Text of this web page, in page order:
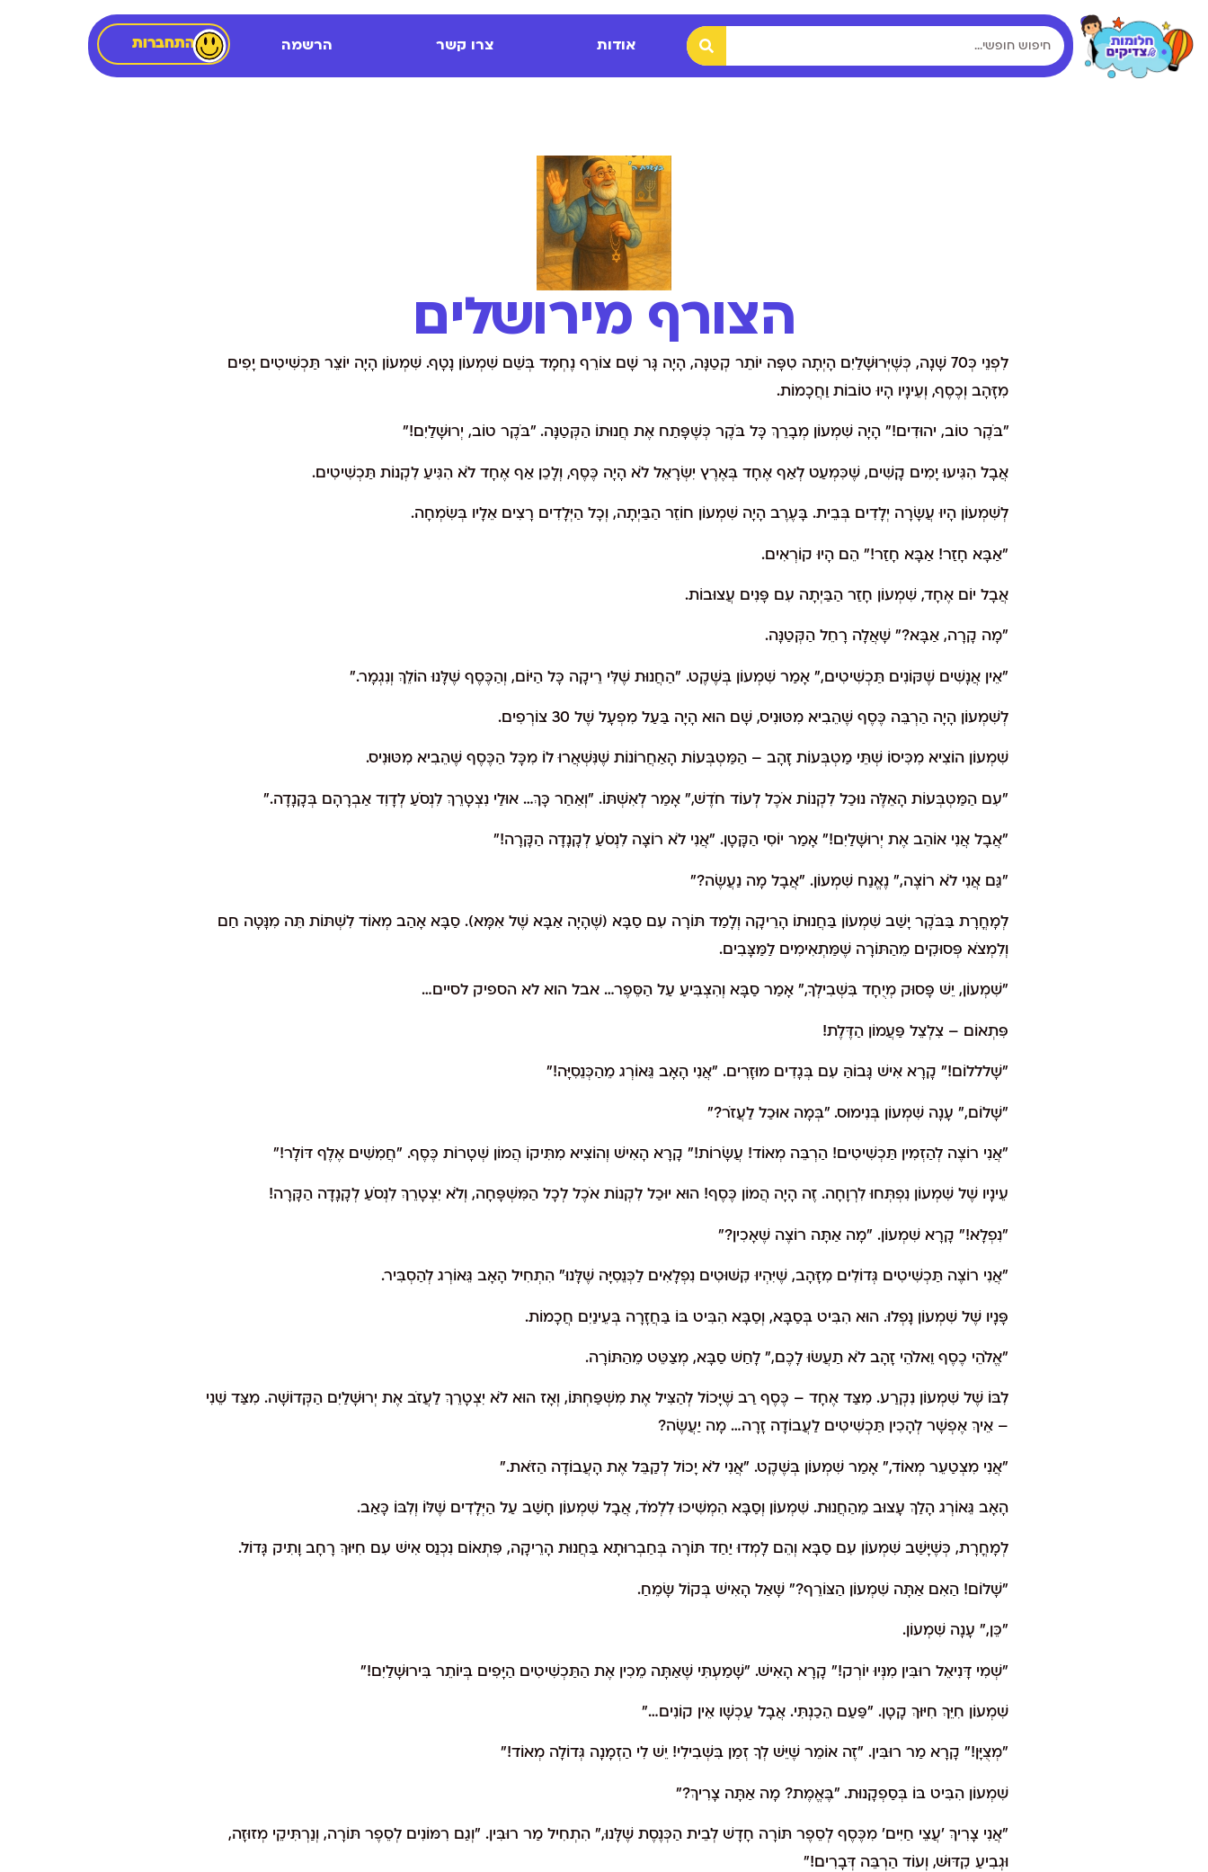
אודות צרו קשר הרשמה התחברות
הצורף מירושלים
לִפְנֵי כְּ70 שָׁנָה, כְּשֶׁיְּרוּשָׁלַיִם הָיְתָה טִפָּה יוֹתֵר קְטַנָּה, הָיָה גָּר שָׁם צוֹרֵף נֶחְמָד בְּשֵׁם שִׁמְעוֹן נָטָף. שִׁמְעוֹן הָיָה יוֹצֵר תַּכְשִׁיטִים יָפִים
מִזָּהָב וְכֶסֶף, וְעֵינָיו הָיוּ טוֹבוֹת וַחֲכָמוֹת.
"בֹּקֶר טוֹב, יהוּדִים!" הָיָה שִׁמְעוֹן מְבָרֵךְ כָּל בֹּקֶר כְּשֶׁפָּתַח אֶת חֲנוּתוֹ הַקְּטַנָּה. "בֹּקֶר טוֹב, יְרוּשָׁלַיִם!"
אֲבָל הִגִּיעוּ יָמִים קָשִׁים, שֶׁכִּמְעַט לְאַף אֶחָד בְּאֶרֶץ יִשְׂרָאֵל לֹא הָיָה כֶּסֶף, וְלָכֵן אַף אֶחָד לֹא הִגִּיעַ לִקְנוֹת תַּכְשִׁיטִים.
לְשִׁמְעוֹן הָיוּ עֲשָׂרָה יְלָדִים בְּבֵית. בָּעֶרֶב הָיָה שִׁמְעוֹן חוֹזֵר הַבַּיְתָה, וְכָל הַיְּלָדִים רָצִים אֵלָיו בְּשִׂמְחָה.
"אַבָּא חָזַר! אַבָּא חָזַר!" הֵם הָיוּ קוֹרְאִים.
אֲבָל יוֹם אֶחָד, שִׁמְעוֹן חָזַר הַבַּיְתָה עִם פָּנִים עֲצוּבוֹת.
"מָה קָרָה, אַבָּא?" שָׁאֲלָה רָחֵל הַקְּטַנָּה.
"אֵין אֲנָשִׁים שֶׁקּוֹנִים תַּכְשִׁיטִים," אָמַר שִׁמְעוֹן בְּשֶׁקֶט. "הַחֲנוּת שֶׁלִּי רֵיקָה כָּל הַיּוֹם, וְהַכֶּסֶף שֶׁלָּנוּ הוֹלֵךְ וְנִגְמָר."
לְשִׁמְעוֹן הָיָה הַרְבֵּה כֶּסֶף שֶׁהֵבִיא מִטּוּנִיס, שָׁם הוּא הָיָה בַּעַל מִפְעָל שֶׁל 30 צוֹרְפִים.
שִׁמְעוֹן הוֹצִיא מִכִּיסוֹ שְׁתֵּי מַטְבְּעוֹת זָהָב – הַמַּטְבְּעוֹת הָאַחֲרוֹנוֹת שֶׁנִּשְׁאֲרוּ לוֹ מִכָּל הַכֶּסֶף שֶׁהֵבִיא מִטּוּנִיס.
"עִם הַמַּטְבְּעוֹת הָאֵלֶּה נוּכַל לִקְנוֹת אֹכֶל לְעוֹד חֹדֶשׁ," אָמַר לְאִשְׁתּוֹ. "וְאַחַר כָּךְ… אוּלַי נִצְטָרֵךְ לִנְסֹעַ לְדָוִד אַבְרָהָם בְּקָנָדָה."
"אֲבָל אֲנִי אוֹהֵב אֶת יְרוּשָׁלַיִם!" אָמַר יוֹסִי הַקָּטָן. "אֲנִי לֹא רוֹצָה לִנְסֹעַ לְקָנָדָה הַקָּרָה!"
"גַּם אֲנִי לֹא רוֹצֶה," נֶאֱנַח שִׁמְעוֹן. "אֲבָל מָה נַעֲשֶׂה?"
לְמָחֳרָת בַּבֹּקֶר יָשַׁב שִׁמְעוֹן בַּחֲנוּתוֹ הָרֵיקָה וְלָמַד תּוֹרָה עִם סַבָּא (שֶׁהָיָה אַבָּא שֶׁל אִמָּא). סַבָּא אָהַב מְאוֹד לִשְׁתּוֹת תֵּה מִנָּטָה חַם
וְלִמְצֹא פְּסוּקִים מֵהַתּוֹרָה שֶׁמַּתְאִימִים לַמַּצָּבִים.
"שִׁמְעוֹן, יֵשׁ פָּסוּק מְיֻחָד בִּשְׁבִילְךָ," אָמַר סַבָּא וְהִצְבִּיעַ עַל הַסֵּפֶר… אבל הוא לא הספיק לסיים…
פִּתְאוֹם – צִלְצֵל פַּעֲמוֹן הַדֶּלֶת!
"שָׁלללוֹם!" קָרָא אִישׁ גָּבוֹהַּ עִם בְּגָדִים מוּזָרִים. "אֲנִי הָאָב גֵּאוֹרְג מֵהַכְּנֵסִיָּה!"
"שָׁלוֹם," עָנָה שִׁמְעוֹן בְּנִימוּס. "בְּמָה אוּכַל לַעֲזֹר?"
"אֲנִי רוֹצֶה לְהַזְמִין תַּכְשִׁיטִים! הַרְבֵּה מְאוֹד! עֲשָׂרוֹת!" קָרָא הָאִישׁ וְהוֹצִיא מִתִּיקוֹ הֲמוֹן שְׁטָרוֹת כֶּסֶף. "חֲמִשִּׁים אֶלֶף דּוֹלָר!"
עֵינָיו שֶׁל שִׁמְעוֹן נִפְתְּחוּ לִרְוָחָה. זֶה הָיָה הֲמוֹן כֶּסֶף! הוּא יוּכַל לִקְנוֹת אֹכֶל לְכָל הַמִּשְׁפָּחָה, וְלֹא יִצְטָרֵךְ לִנְסֹעַ לְקָנָדָה הַקָּרָה!
"נִפְלָא!" קָרָא שִׁמְעוֹן. "מָה אַתָּה רוֹצֶה שֶׁאָכִין?"
"אֲנִי רוֹצֶה תַּכְשִׁיטִים גְּדוֹלִים מִזָּהָב, שֶׁיִּהְיוּ קִשּׁוּטִים נִפְלָאִים לַכְּנֵסִיָּה שֶׁלָּנוּ" הִתְחִיל הָאָב גֵּאוֹרְג לְהַסְבִּיר.
פָּנָיו שֶׁל שִׁמְעוֹן נָפְלוּ. הוּא הִבִּיט בְּסַבָּא, וְסַבָּא הִבִּיט בּוֹ בַּחֲזָרָה בְּעֵינַיִם חֲכָמוֹת.
"אֱלֹהֵי כֶסֶף וֵאלֹהֵי זָהָב לֹא תַעֲשׂוּ לָכֶם," לָחַשׁ סַבָּא, מְצַטֵּט מֵהַתּוֹרָה.
לִבּוֹ שֶׁל שִׁמְעוֹן נִקְרַע. מִצַּד אֶחָד – כֶּסֶף רַב שֶׁיָּכוֹל לְהַצִּיל אֶת מִשְׁפַּחְתּוֹ, וְאָז הוּא לֹא יִצְטָרֵךְ לַעֲזֹב אֶת יְרוּשָׁלַיִם הַקְּדוֹשָׁה. מִצַּד שֵׁנִי
– אֵיךְ אֶפְשָׁר לְהָכִין תַּכְשִׁיטִים לַעֲבוֹדָה זָרָה… מָה יַעֲשֶׂה?
"אֲנִי מִצְטַעֵר מְאוֹד," אָמַר שִׁמְעוֹן בְּשֶׁקֶט. "אֲנִי לֹא יָכוֹל לְקַבֵּל אֶת הָעֲבוֹדָה הַזֹּאת."
הָאָב גֵּאוֹרְג הָלַךְ עָצוּב מֵהַחֲנוּת. שִׁמְעוֹן וְסַבָּא הִמְשִׁיכוּ לִלְמֹד, אֲבָל שִׁמְעוֹן חָשַׁב עַל הַיְּלָדִים שֶׁלּוֹ וְלִבּוֹ כָּאַב.
לְמָחֳרָת, כְּשֶׁיָּשַׁב שִׁמְעוֹן עִם סַבָּא וְהֵם לָמְדוּ יַחַד תּוֹרָה בְּחַבְרוּתָא בַּחֲנוּת הָרֵיקָה, פִּתְאוֹם נִכְנַס אִישׁ עִם חִיּוּךְ רָחָב וָתִיק גָּדוֹל.
"שָׁלוֹם! הַאִם אַתָּה שִׁמְעוֹן הַצּוֹרֵף?" שָׁאַל הָאִישׁ בְּקוֹל שָׂמֵחַ.
"כֵּן," עָנָה שִׁמְעוֹן.
"שְׁמִי דָּנִיאֵל רוּבִּין מִנְּיוּ יוֹרְק!" קָרָא הָאִישׁ. "שָׁמַעְתִּי שֶׁאַתָּה מֵכִין אֶת הַתַּכְשִׁיטִים הַיָּפִים בְּיוֹתֵר בִּירוּשָׁלַיִם!"
שִׁמְעוֹן חִיֵּךְ חִיּוּךְ קָטָן. "פַּעַם הֵכַנְתִּי. אֲבָל עַכְשָׁו אֵין קוֹנִים…"
"מְצֻיָּן!" קָרָא מַר רוּבִּין. "זֶה אוֹמֵר שֶׁיֵּשׁ לְךָ זְמַן בִּשְׁבִילִי! יֵשׁ לִי הַזְמָנָה גְּדוֹלָה מְאוֹד!"
שִׁמְעוֹן הִבִּיט בּוֹ בְּסַפְקָנוּת. "בֶּאֱמֶת? מָה אַתָּה צָרִיךְ?"
"אֲנִי צָרִיךְ 'עֲצֵי חַיִּים' מִכֶּסֶף לְסֵפֶר תּוֹרָה חָדָשׁ לְבֵית הַכְּנֶסֶת שֶׁלָּנוּ," הִתְחִיל מַר רוּבִּין. "וְגַם רִמּוֹנִים לְסֵפֶר תּוֹרָה, וְנַרְתִּיקֵי מְזוּזָה,
וּגְבִיעַ קִדּוּשׁ, וְעוֹד הַרְבֵּה דְּבָרִים!"